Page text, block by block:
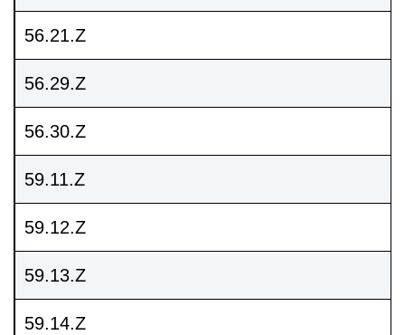
56.21.Z
56.29.Z
56.30.Z
59.11.Z
59.12.Z
59.13.Z
59.14.Z